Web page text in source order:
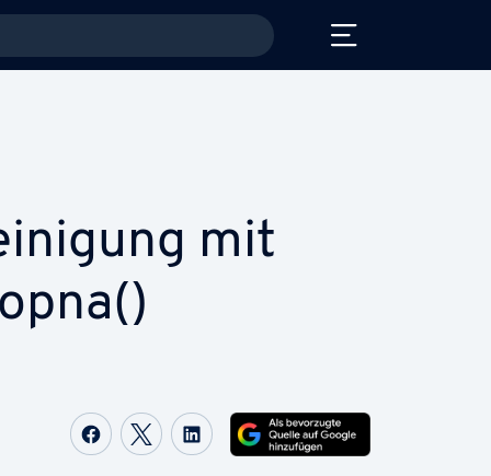
mit
Auf Facebook teilen
Auf Twitter teilen
Auf LinkedIn teilen